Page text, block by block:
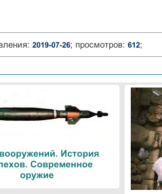
2019-07-26; просмотров: 612;
История
Современное
оружие